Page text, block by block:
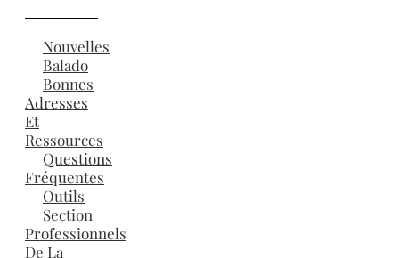
Nouvelles
Balado
Bonnes
Adresses
Et
Ressources
Questions
Fréquentes
Outils
Section
Professionnels
De La